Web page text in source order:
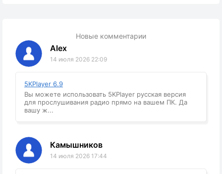
Новые комментарии
Alex
14 июля 2026 22:09
5KPlayer 6.9
Вы можете использовать 5KPlayer русская версия
для прослушивания радио прямо на вашем ПК. Да
вашу ж...
Камышников
14 июля 2026 17:44